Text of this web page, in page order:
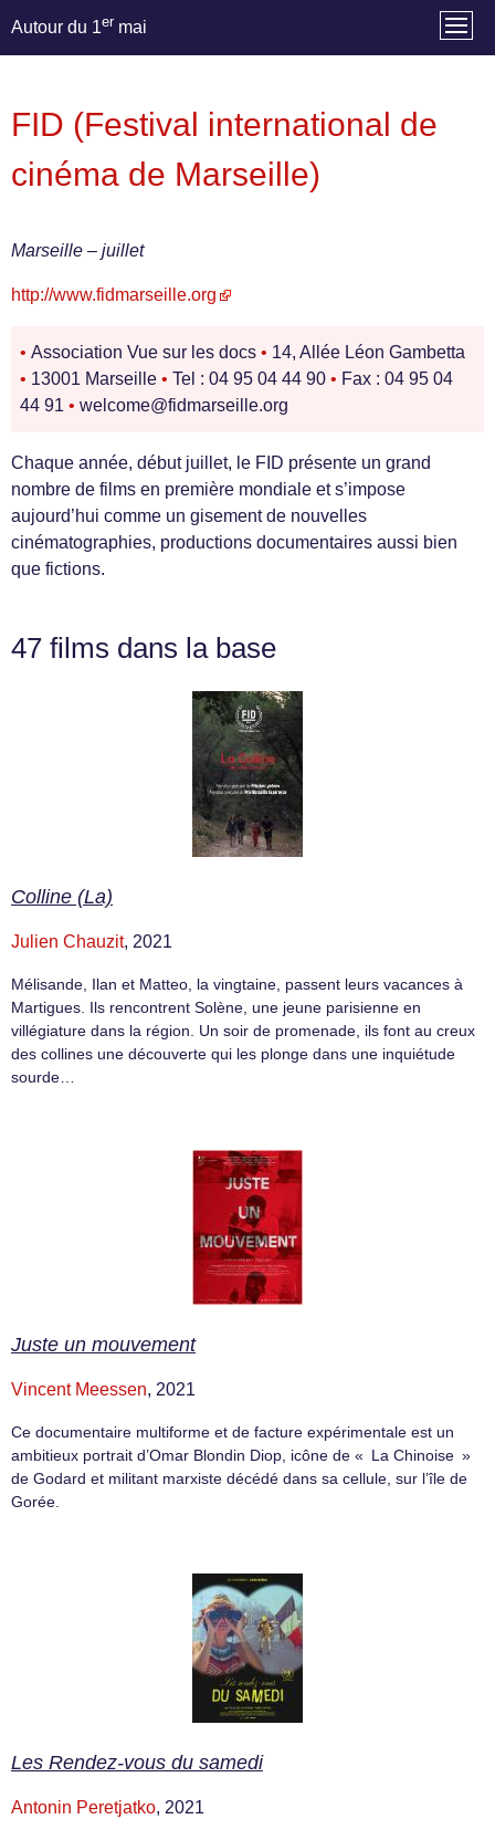
Autour du 1er mai
FID (Festival international de
cinéma de Marseille)
Marseille – juillet
http://www.fidmarseille.org
• Association Vue sur les docs • 14, Allée Léon Gambetta
• 13001 Marseille • Tel : 04 95 04 44 90 • Fax : 04 95 04
44 91 • welcome@fidmarseille.org
Chaque année, début juillet, le FID présente un grand
nombre de films en première mondiale et s’impose
aujourd’hui comme un gisement de nouvelles
cinématographies, productions documentaires aussi bien
que fictions.
47 films dans la base
Colline (La)
Julien Chauzit, 2021
Mélisande, Ilan et Matteo, la vingtaine, passent leurs vacances à
Martigues. Ils rencontrent Solène, une jeune parisienne en
villégiature dans la région. Un soir de promenade, ils font au creux
des collines une découverte qui les plonge dans une inquiétude
sourde…
Juste un mouvement
Vincent Meessen, 2021
Ce documentaire multiforme et de facture expérimentale est un
ambitieux portrait d’Omar Blondin Diop, icône de « La Chinoise »
de Godard et militant marxiste décédé dans sa cellule, sur l’île de
Gorée.
Les Rendez-vous du samedi
Antonin Peretjatko, 2021